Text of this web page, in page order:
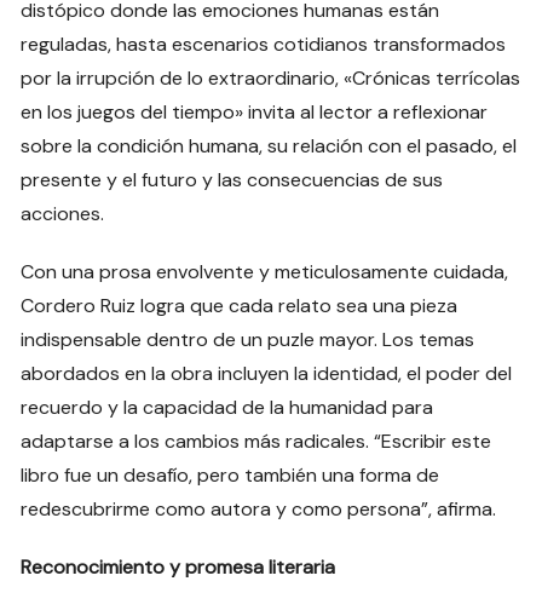
distópico donde las emociones humanas están
reguladas, hasta escenarios cotidianos transformados
por la irrupción de lo extraordinario, «Crónicas terrícolas
en los juegos del tiempo» invita al lector a reflexionar
sobre la condición humana, su relación con el pasado, el
presente y el futuro y las consecuencias de sus
acciones.
Con una prosa envolvente y meticulosamente cuidada,
Cordero Ruiz logra que cada relato sea una pieza
indispensable dentro de un puzle mayor. Los temas
abordados en la obra incluyen la identidad, el poder del
recuerdo y la capacidad de la humanidad para
adaptarse a los cambios más radicales. “Escribir este
libro fue un desafío, pero también una forma de
redescubrirme como autora y como persona”, afirma.
Reconocimiento y promesa literaria